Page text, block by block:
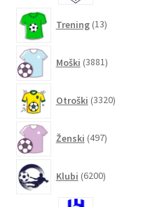
Trening 13izdelkov
Moški 3881izdelkov
Otroški 3320izdelkov
Ženski 497izdelkov
Klubi 6200izdelkov